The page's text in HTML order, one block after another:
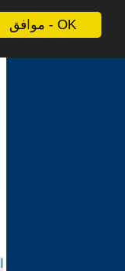
موافق - OK